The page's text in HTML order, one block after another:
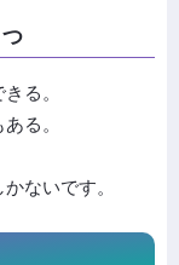
る。
る。
ないです。